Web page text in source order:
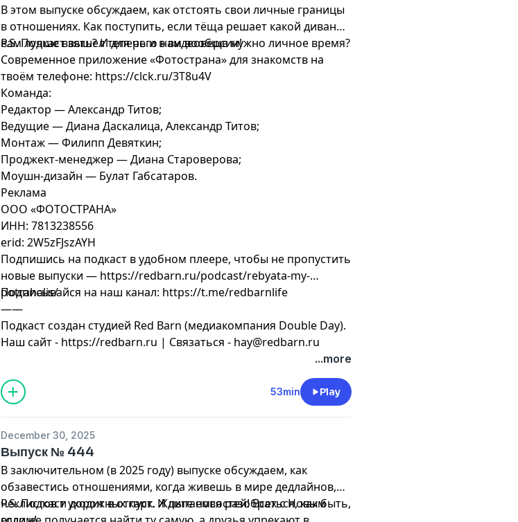
В этом выпуске обсуждаем, как отстоять свои личные границы
в отношениях. Как поступить, если тёща решает какой диван
вам лучше взять? И для чего нам вообще нужно личное время?
P.S. Подкаст вышел теперь и в видеоверсии!
Современное приложение «Фотострана» для знакомств на
твоём телефоне: https://clck.ru/3T8u4V
Команда:
Редактор — Александр Титов;
Ведущие — Диана Даскалица, Александр Титов;
Монтаж — Филипп Девяткин;
Проджект-менеджер — Диана Староверова;
Моушн-дизайн — Булат Габсатаров.
Реклама
ООО «ФОТОСТРАНА»
ИНН: 7813238556
erid: 2W5zFJszAYH
Подпишись на подкаст в удобном плеере, чтобы не пропустить
новые выпуски — https://redbarn.ru/podcast/rebyata-my-
potrahalis/
Подписывайся на наш канал: https://t.me/redbarnlife
——
Подкаст создан студией Red Barn (медиакомпания Double Day).
Наш сайт - https://redbarn.ru | Связаться - hay@redbarn.ru
...more
53min Play
December 30, 2025
Выпуск № 444
В заключительном (в 2025 году) выпуске обсуждаем, как
обзавестись отношениями, когда живешь в мире дедлайнов,
чеклистов и дорожных карт. И пытаемся разобраться, как быть,
P.S. Подкаст уходит в отпуск. Ждите новостей! Всех с Новым